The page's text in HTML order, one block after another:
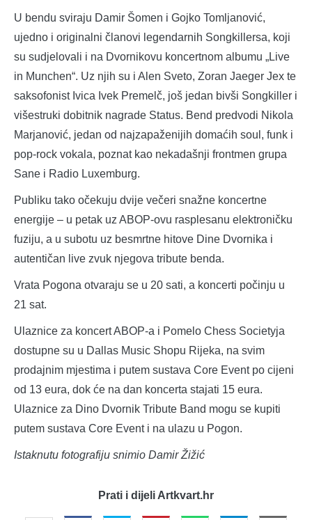
U bendu sviraju Damir Šomen i Gojko Tomljanović,
ujedno i originalni članovi legendarnih Songkillersa, koji
su sudjelovali i na Dvornikovu koncertnom albumu „Live
in Munchen“. Uz njih su i Alen Sveto, Zoran Jaeger Jex te
saksofonist Ivica Ivek Premelč, još jedan bivši Songkiller i
višestruki dobitnik nagrade Status. Bend predvodi Nikola
Marjanović, jedan od najzapaženijih domaćih soul, funk i
pop-rock vokala, poznat kao nekadašnji frontmen grupa
Sane i Radio Luxemburg.
Publiku tako očekuju dvije večeri snažne koncertne
energije – u petak uz ABOP-ovu rasplesanu elektroničku
fuziju, a u subotu uz besmrtne hitove Dine Dvornika i
autentičan live zvuk njegova tribute benda.
Vrata Pogona otvaraju se u 20 sati, a koncerti počinju u
21 sat.
Ulaznice za koncert ABOP-a i Pomelo Chess Societyja
dostupne su u Dallas Music Shopu Rijeka, na svim
prodajnim mjestima i putem sustava Core Event po cijeni
od 13 eura, dok će na dan koncerta stajati 15 eura.
Ulaznice za Dino Dvornik Tribute Band mogu se kupiti
putem sustava Core Event i na ulazu u Pogon.
Istaknutu fotografiju snimio Damir Žižić
Prati i dijeli Artkvart.hr